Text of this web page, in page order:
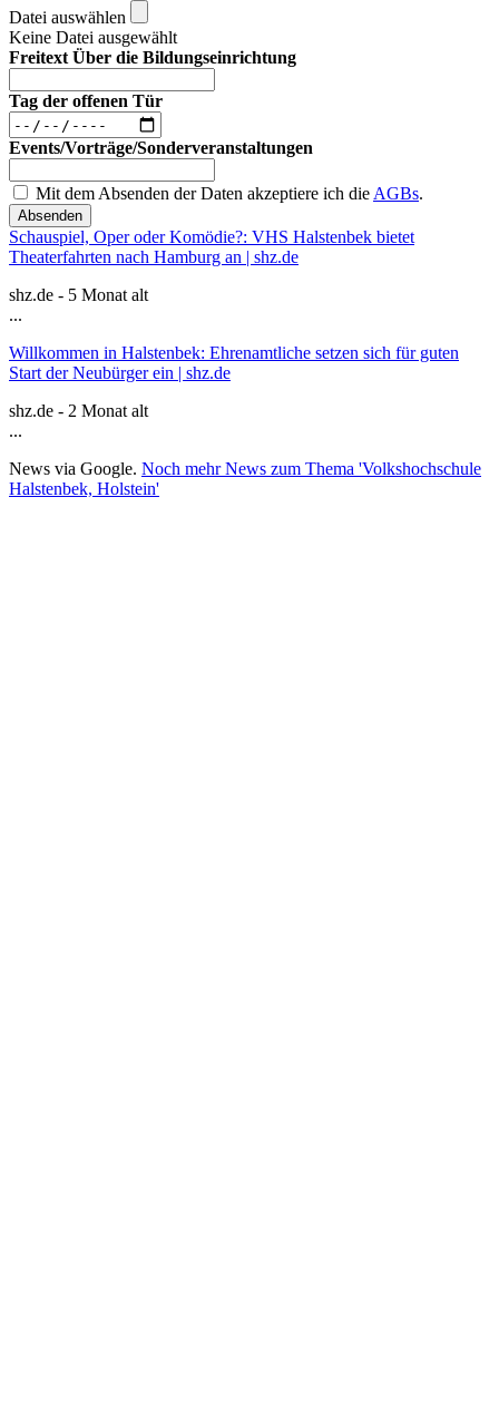
Datei auswählen
Keine Datei ausgewählt
Freitext Über die Bildungseinrichtung
Tag der offenen Tür
Events/Vorträge/Sonderveranstaltungen
Mit dem Absenden der Daten akzeptiere ich die AGBs.
Absenden
Schauspiel, Oper oder Komödie?: VHS Halstenbek bietet
Theaterfahrten nach Hamburg an | shz.de
shz.de - 5 Monat alt
...
Willkommen in Halstenbek: Ehrenamtliche setzen sich für guten
Start der Neubürger ein | shz.de
shz.de - 2 Monat alt
...
News via Google. Noch mehr News zum Thema 'Volkshochschule
Halstenbek, Holstein'